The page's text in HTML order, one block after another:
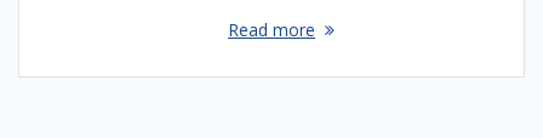
Read more